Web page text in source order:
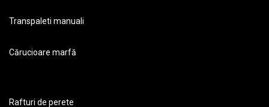
Transpaleti manuali
Cărucioare marfă
Rafturi de perete